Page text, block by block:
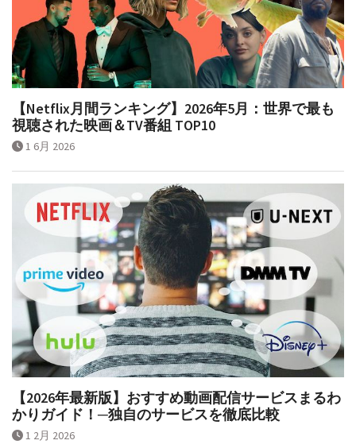
【Netflix月間ランキング】2026年5月：世界で最も
視聴された映画＆TV番組 TOP10
1 6月 2026
【2026年最新版】おすすめ動画配信サービスまるわ
かりガイド！─独自のサービスを徹底比較
1 2月 2026